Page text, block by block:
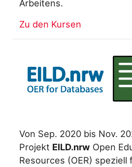
Arbeitens.
Zu den Kursen
Von Sep. 2020 bis Nov.
Projekt EILD.nrw Open
Resources (OER) speziell